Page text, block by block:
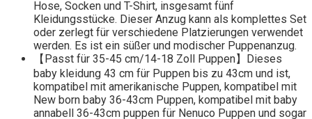
Hose, Socken und T-Shirt, insgesamt fünf
Kleidungsstücke. Dieser Anzug kann als komplettes Set
oder zerlegt für verschiedene Platzierungen verwendet
werden. Es ist ein süßer und modischer Puppenanzug.
【Passt für 35-45 cm/14-18 Zoll Puppen】Dieses
baby kleidung 43 cm für Puppen bis zu 43cm und ist,
kompatibel mit amerikanische Puppen, kompatibel mit
New born baby 36-43cm Puppen, kompatibel mit baby
annabell 36-43cm puppen für Nenuco Puppen und sogar